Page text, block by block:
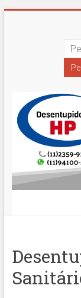
Paulo
Hidro
Prime